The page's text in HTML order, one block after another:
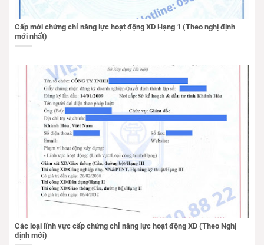
Cấp mới chứng chỉ năng lực hoạt động XD Hạng 1 (Theo nghị định
mới nhất)
Các loại lĩnh vực cấp chứng chỉ năng lực hoạt động XD (Theo Nghị
định mới)